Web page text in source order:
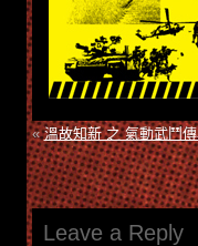
«溫故知新 之 氣動武鬥
Leave a Reply